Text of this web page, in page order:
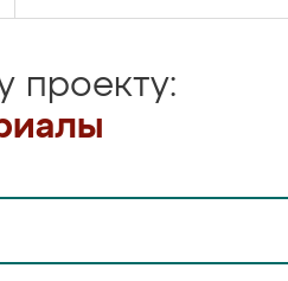
проекту: